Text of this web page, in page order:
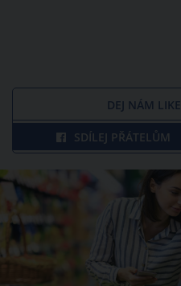
DEJ NÁM LIKE
SDÍLEJ PŘÁTELŮM